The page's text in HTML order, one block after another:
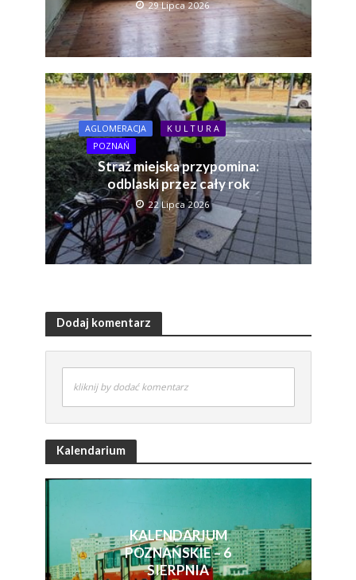
29 Lipca 2026
AGLOMERACJA
K U L T U R A
POZNAŃ
Straż miejska przypomina:
odblaski przez cały rok
22 Lipca 2026
Dodaj komentarz
kliknij by dodać komentarz
Kalendarium
KALENDARIUM
POZNAŃSKIE – 6
SIERPNIA